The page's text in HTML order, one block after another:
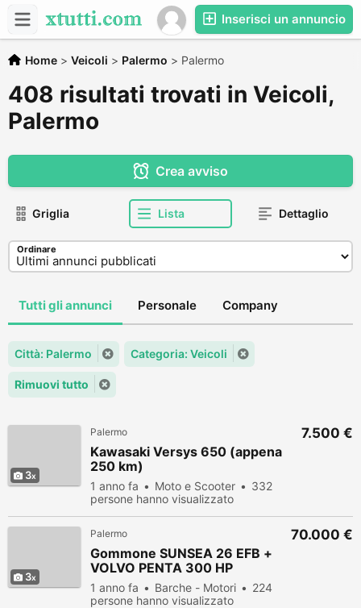
Inserisci un annuncio
Home > Veicoli > Palermo > Palermo
408 risultati trovati in Veicoli,
Palermo
Crea avviso
Griglia Lista Dettaglio
Ordinare
Tutti gli annunci Personale Company
Città: Palermo Categoria: Veicoli
Rimuovi tutto
3
Palermo
Kawasaki Versys 650 (appena
250 km)
1 anno fa Moto e Scooter
332
persone hanno visualizzato
7.500 €
3
Palermo
Gommone SUNSEA 26 EFB +
VOLVO PENTA 300 HP
1 anno fa Barche - Motori
224
persone hanno visualizzato
70.000 €